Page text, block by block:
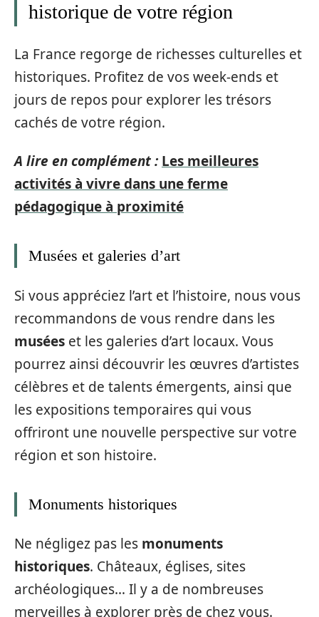
historique de votre région
La France regorge de richesses culturelles et
historiques. Profitez de vos week-ends et
jours de repos pour explorer les trésors
cachés de votre région.
A lire en complément : Les meilleures
activités à vivre dans une ferme
pédagogique à proximité
Musées et galeries d’art
Si vous appréciez l’art et l’histoire, nous vous
recommandons de vous rendre dans les
musées et les galeries d’art locaux. Vous
pourrez ainsi découvrir les œuvres d’artistes
célèbres et de talents émergents, ainsi que
les expositions temporaires qui vous
offriront une nouvelle perspective sur votre
région et son histoire.
Monuments historiques
Ne négligez pas les monuments
historiques. Châteaux, églises, sites
archéologiques… Il y a de nombreuses
merveilles à explorer près de chez vous.